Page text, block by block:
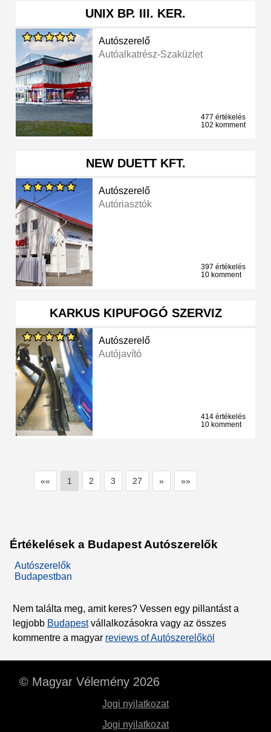
UNIX BP. III. KER.
Autószerelő
Autóalkatrész-Szaküzlet
477 értékelés
102 komment
NEW DUETT KFT.
Autószerelő
Autóriasztók
397 értékelés
10 komment
KARKUS KIPUFOGÓ SZERVIZ
Autószerelő
Autójavító
414 értékelés
10 komment
«« 1 2 3 27 » »»
Értékelések a Budapest Autószerelők
Autószerelők
Budapestban
Nem találta meg, amit keres? Vessen egy pillantást a
legjobb Budapestvállalkozásokra vagy az összes
kommentre a magyar reviews of Autószerelőköl
© Magyar Vélemény 2026
Jogi nyilatkozat
Jogi nyilatkozat